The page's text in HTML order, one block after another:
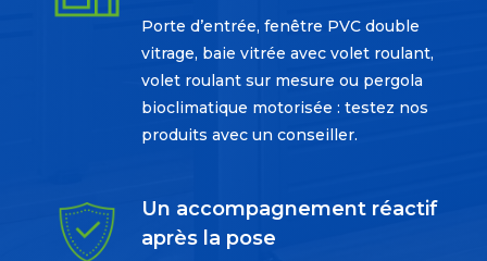
Porte d’entrée, fenêtre PVC double
vitrage, baie vitrée avec volet roulant,
volet roulant sur mesure ou pergola
bioclimatique motorisée : testez nos
produits avec un conseiller.
Un accompagnement réactif
après la pose